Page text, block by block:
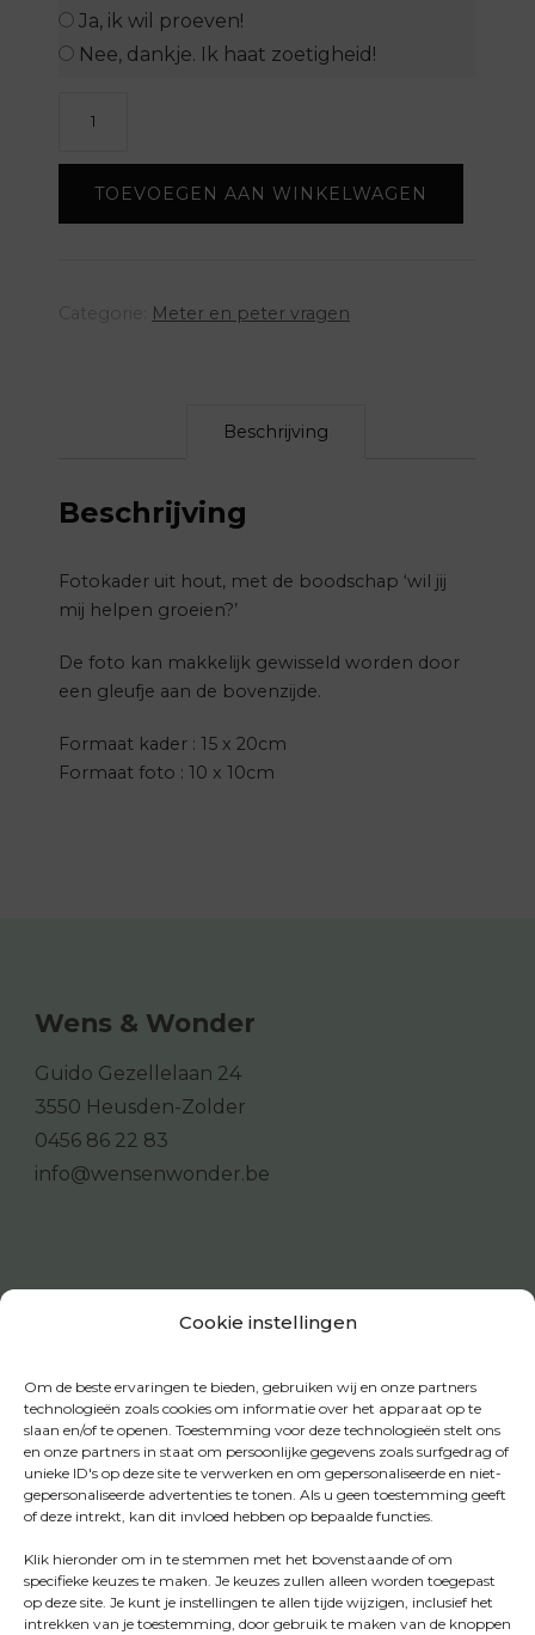
Cookie instellingen
Om de beste ervaringen te bieden, gebruiken wij en onze partners
technologieën zoals cookies om informatie over het apparaat op te
slaan en/of te openen. Toestemming voor deze technologieën stelt ons
en onze partners in staat om persoonlijke gegevens zoals surfgedrag of
unieke ID's op deze site te verwerken en om gepersonaliseerde en niet-
gepersonaliseerde advertenties te tonen. Als u geen toestemming geeft
of deze intrekt, kan dit invloed hebben op bepaalde functies.
Klik hieronder om in te stemmen met het bovenstaande of om
specifieke keuzes te maken. Je keuzes zullen alleen worden toegepast
op deze site. Je kunt je instellingen te allen tijde wijzigen, inclusief het
intrekken van je toestemming, door gebruik te maken van de knoppen
Ja, ik wil proeven!
Nee, dankje. Ik haat zoetigheid!
TOEVOEGEN AAN WINKELWAGEN
Meter en peter vragen
Beschrijving
Beschrijving
Fotokader uit hout, met de boodschap ‘wil jij
mij helpen groeien?’
De foto kan makkelijk gewisseld worden door
een gleufje aan de bovenzijde.
Formaat kader : 15 x 20cm
Formaat foto : 10 x 10cm
Wens & Wonder
Guido Gezellelaan 24
3550 Heusden-Zolder
0456 86 22 83
info@wensenwonder.be